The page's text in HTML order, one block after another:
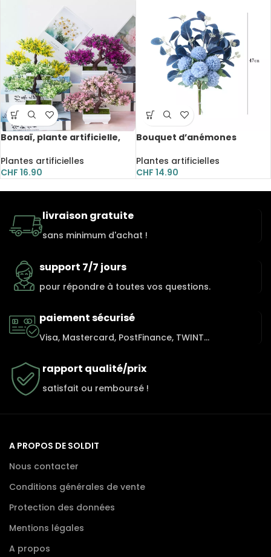
Bonsaï, plante artificielle,
Plantes artificielles
CHF 16.90
Bouquet d’anémones
nordique
Plantes artificielles
CHF 14.90
livraison gratuite
sans minimum d'achat !
support 7/7 jours
pour répondre à toutes vos questions.
paiement sécurisé
Visa, Mastercard, PostFinance, TWINT...
rapport qualité/prix
satisfait ou remboursé !
A PROPOS DE SOLDIT
Nous contacter
Conditions générales de vente
Protection des données
Mentions légales
A propos